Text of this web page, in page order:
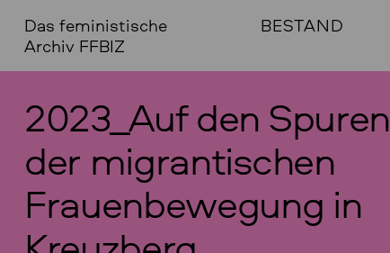
Das feministische
Archiv FFBIZ
BESTAND
2023_Auf den Spuren
der migrantischen
Frauenbewegung in